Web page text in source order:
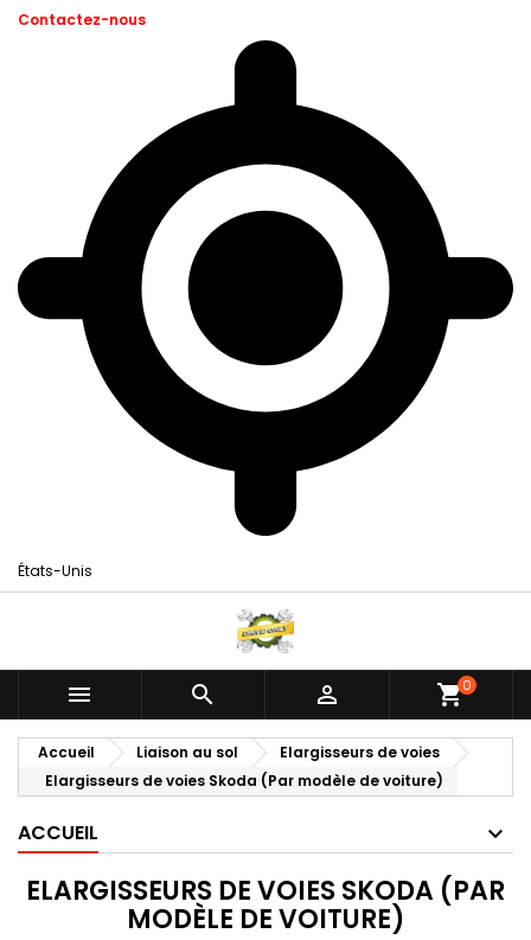
Contactez-nous
États-Unis
   shopping_cart0
Accueil Liaison au sol
Elargisseurs de voies
Elargisseurs de voies Skoda (Par modèle de voiture)
ACCUEIL
ELARGISSEURS DE VOIES SKODA (PAR
MODÈLE DE VOITURE)